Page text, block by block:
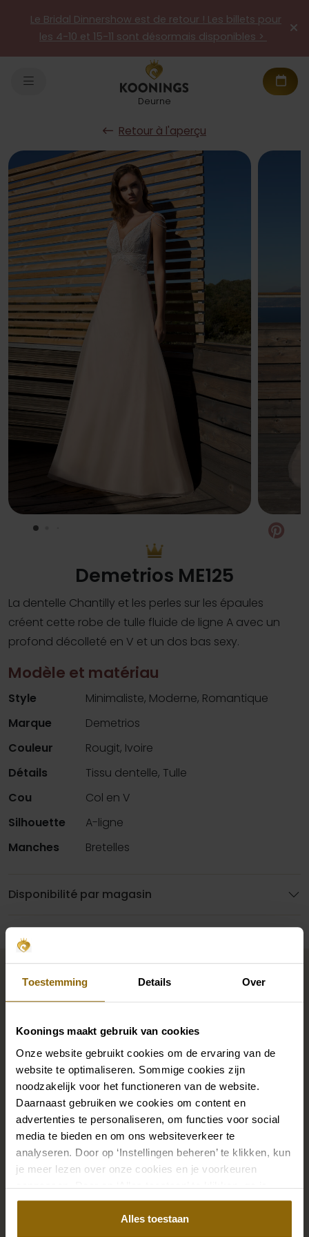
Toestemming Details Over
Koonings maakt gebruik van cookies
Onze website gebruikt cookies om de ervaring van de
website te optimaliseren. Sommige cookies zijn
noodzakelijk voor het functioneren van de website.
Daarnaast gebruiken we cookies om content en
advertenties te personaliseren, om functies voor social
media te bieden en om ons websiteverkeer te
analyseren. Door op ‘Instellingen beheren’ te klikken, kun
je meer lezen over onze cookies en je voorkeuren
aanpassen. Door op ‘Alles toestaan’ te klikken, ga je
akkoord met het gebruik van alle cookies.
Alles toestaan
Le Bridal Dinnershow est de retour ! Les billets pour
les 4-10 et 15-11 sont désormais disponibles >
Deurne
Retour à l'aperçu
Demetrios ME125
La dentelle Chantilly et les perles sur les épaules
créent cette robe de tulle fluide de ligne A avec un
profond décolleté en V et un dos bas sexy.
Modèle et matériau
Style
Minimaliste, Moderne, Romantique
Marque
Demetrios
Couleur
Rougit, Ivoire
Détails
Tissu dentelle, Tulle
Cou
Col en V
Silhouette
A-ligne
Manches
Bretelles
Disponibilité par magasin
Complétez votre look de
mariée
Des chaussures de mariage parfaites sous votre robe
de mariée, mais aussi des colliers, des bracelets et des
boucles d'oreilles assortis à votre robe de mariée ou
un beau voile, un bandeau ou une épingle à cheveux
pour votre coiffure de mariée : votre look de mariée
n'est complet que s'il est assorti à des accessoires.
Grâce à notre vaste boutique d'accessoires pour les
mariés, vous trouverez l'accessoire parfait pour votre
robe ou votre costume de mariage.